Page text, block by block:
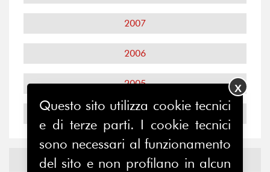
2007
2006
2005
2004
Notizie edEventi
Questo sito utilizza cookie tecnici
e di terze parti. I cookie tecnici
sono necessari al funzionamento
del sito e non profilano in alcun
X